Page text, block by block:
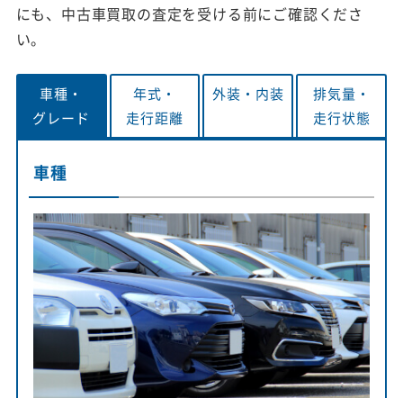
にも、中古車買取の査定を受ける前にご確認くださ
い。
車種・
グレード
年式・
走行距離
外装・ 内装
排気量・
走行状態
車種